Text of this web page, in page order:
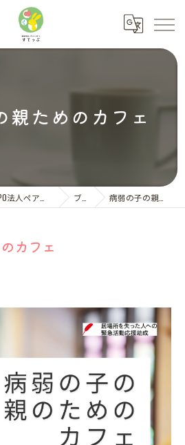
親ためのカフェ
ブログ 病弱の子の親ためのカフェ
カフェ